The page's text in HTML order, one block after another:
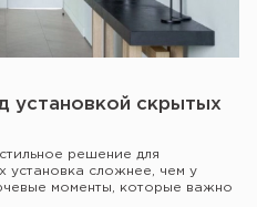
установкой скрытых
решение для
установка сложнее, чем у
моменты, которые важно